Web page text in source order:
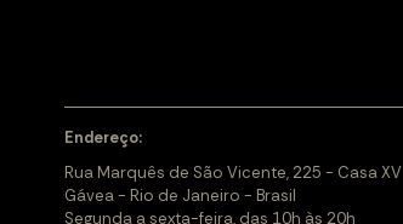
Endereço:
Rua Marquês de São Vicente, 225 - Casa XV
Gávea - Rio de Janeiro - Brasil
Segunda a sexta-feira, das 10h às 20h